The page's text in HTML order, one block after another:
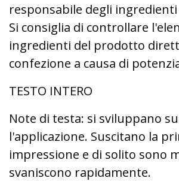
responsabile degli
Si consiglia di controllare
ingredienti del prodotto
confezione a causa di
TESTO INTERO
Note di testa: si sviluppano
l'applicazione. Suscitano la
impressione e di solito sono
svaniscono rapidamente.